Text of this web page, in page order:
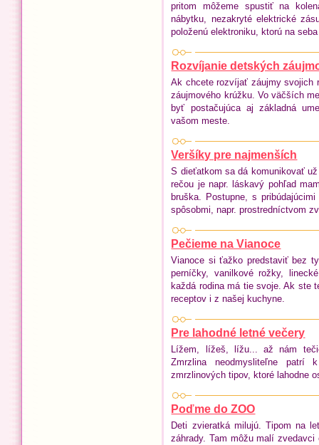
pritom môžeme spustiť na
nábytku, nezakryté elektrické
položenú elektroniku, ktorú na
Rozvíjanie detských
Ak chcete rozvíjať záujmy svojich
záujmového krúžku. Vo väčších
byť postačujúca aj základná
vašom meste.
Veršíky pre najmenších
S dieťatkom sa dá komunikovať
rečou je napr. láskavý pohľad
bruška. Postupne, s
spôsobmi, napr. prostredníctvom
Pečieme na Vianoce
Vianoce si ťažko predstaviť bez
perníčky, vanilkové rožky,
každá rodina má tie svoje. Ak ste
receptov i z našej kuchyne.
Pre lahodné letné večery
Lížem, lížeš, lížu... až nám
Zmrzlina neodmysliteľne patrí
zmrzlinových tipov, ktoré lahodne
Poďme do ZOO
Deti zvieratká milujú. Tipom na
záhrady. Tam môžu malí